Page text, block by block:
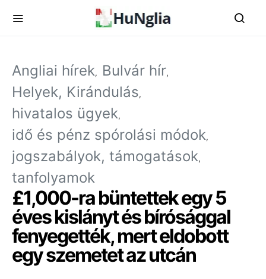
Angliai hírek Bulvár hír
Helyek, Kirándulás
hivatalos ügyek
idő és pénz spórolási módok
jogszabályok, támogatások
tanfolyamok
£1,000-ra büntettek egy 5
éves kislányt és bírósággal
fenyegették, mert eldobott
egy szemetet az utcán